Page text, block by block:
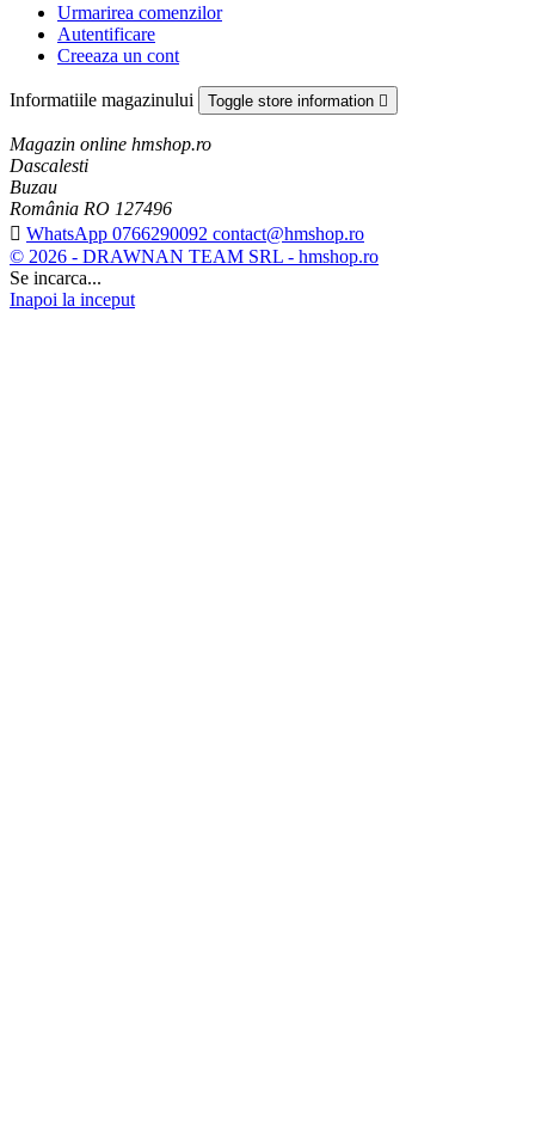
Urmarirea comenzilor
Autentificare
Creeaza un cont
Informatiile magazinului Toggle store information 
Magazin online hmshop.ro
Dascalesti
Buzau
România RO 127496
 WhatsApp 0766290092 contact@hmshop.ro
© 2026 - DRAWNAN TEAM SRL - hmshop.ro
Se incarca...
Inapoi la inceput